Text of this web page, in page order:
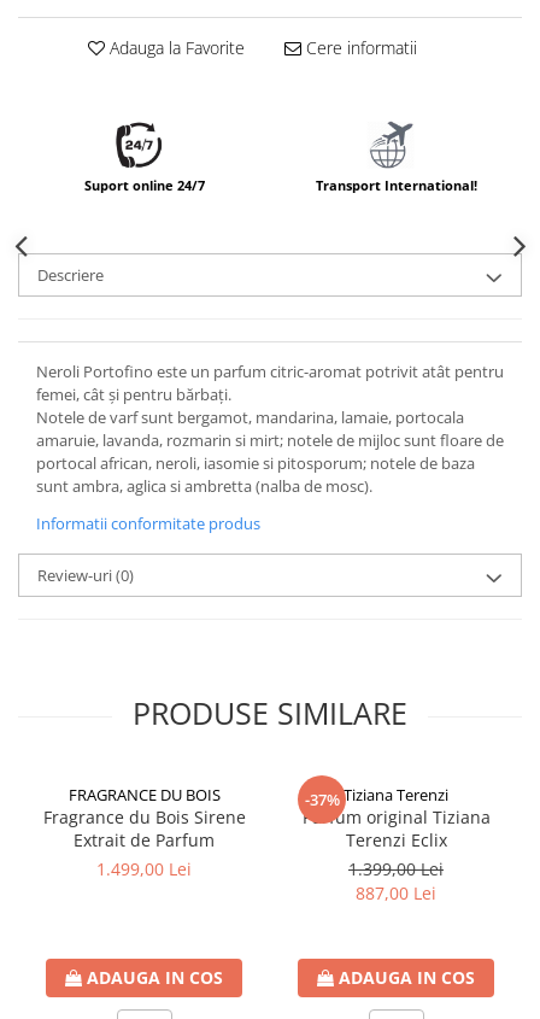
Adauga la Favorite Cere informatii
Suport online 24/7 Transport International!
Descriere
Neroli Portofino este un parfum citric-aromat potrivit atât pentru
femei, cât și pentru bărbați.
Notele de varf sunt bergamot, mandarina, lamaie, portocala
amaruie, lavanda, rozmarin si mirt; notele de mijloc sunt floare de
portocal african, neroli, iasomie si pitosporum; notele de baza
sunt ambra, aglica si ambretta (nalba de mosc).
Informatii conformitate produs
Review-uri(0)
PRODUSE SIMILARE
FRAGRANCE DU BOIS
Fragrance du Bois Sirene
Extrait de Parfum
1.499,00 Lei
ADAUGA IN COS
-37%Tiziana Terenzi
Parfum original Tiziana
Terenzi Eclix
1.399,00 Lei
887,00 Lei
ADAUGA IN COS